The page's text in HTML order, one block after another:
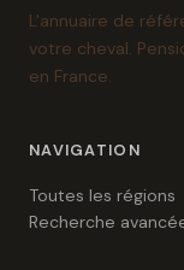
L'annuaire de
votre cheval.
en France.
NAVIGATION
Toutes les régions
Recherche